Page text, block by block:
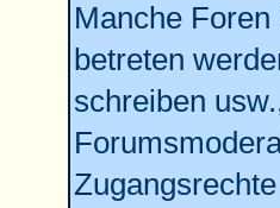
Manche
betreten
schreiben